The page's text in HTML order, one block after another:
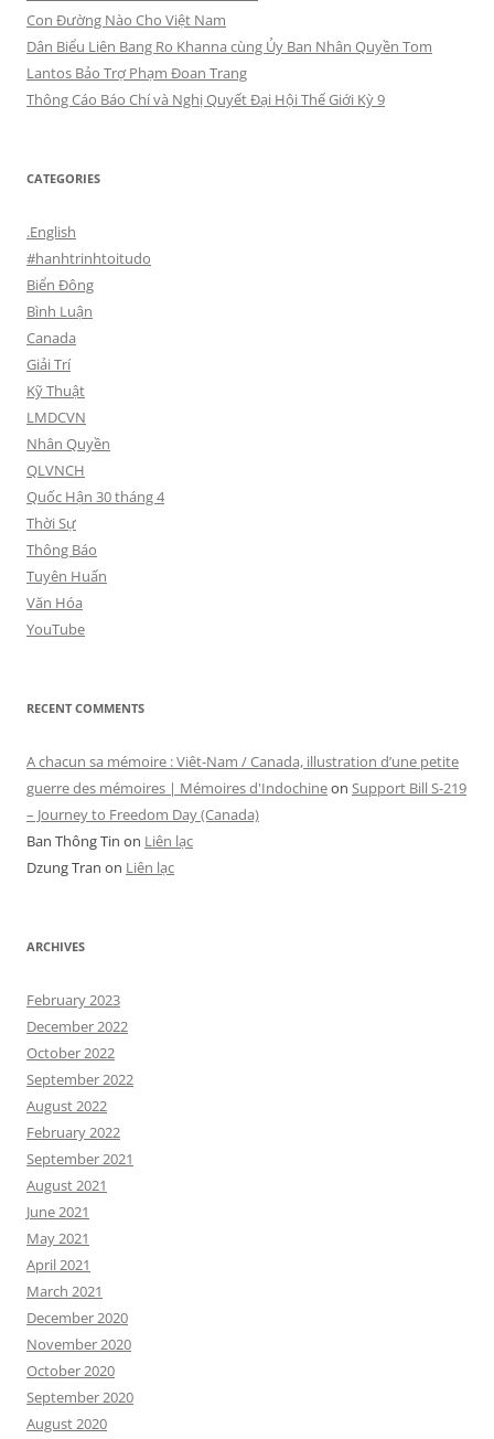
Con Đường Nào Cho Việt Nam
Dân Biểu Liên Bang Ro Khanna cùng Ủy Ban Nhân Quyền Tom
Lantos Bảo Trợ Phạm Đoan Trang
Thông Cáo Báo Chí và Nghị Quyết Đại Hội Thế Giới Kỳ 9
CATEGORIES
.English
#hanhtrinhtoitudo
Biển Đông
Bình Luận
Canada
Giải Trí
Kỹ Thuật
LMDCVN
Nhân Quyền
QLVNCH
Quốc Hận 30 tháng 4
Thời Sự
Thông Báo
Tuyên Huấn
Văn Hóa
YouTube
RECENT COMMENTS
A chacun sa mémoire : Viêt-Nam / Canada, illustration d’une petite
guerre des mémoires | Mémoires d'Indochineon Support Bill S-219
– Journey to Freedom Day (Canada)
Ban Thông Tin on Liên lạc
Dzung Tran on Liên lạc
ARCHIVES
February 2023
December 2022
October 2022
September 2022
August 2022
February 2022
September 2021
August 2021
June 2021
May 2021
April 2021
March 2021
December 2020
November 2020
October 2020
September 2020
August 2020